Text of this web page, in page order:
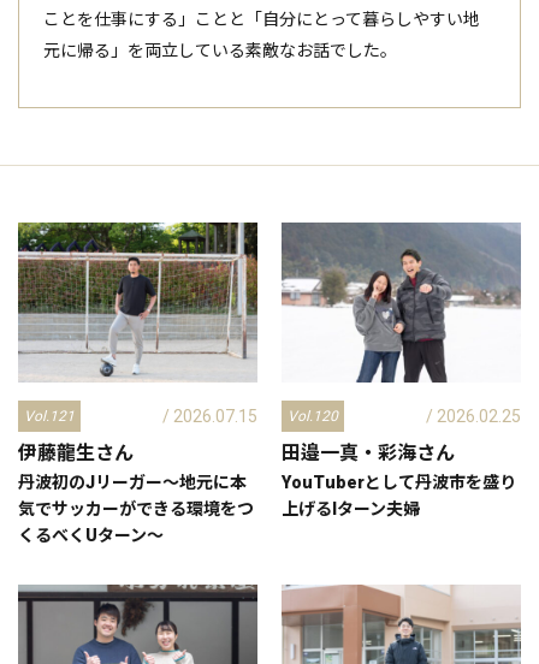
ことを仕事にする」ことと「自分にとって暮らしやすい地
元に帰る」を両立している素敵なお話でした。
Vol.121
伊藤龍生さん
/ 2026.07.15
丹波初のJリーガー～地元に本
気でサッカーができる環境をつ
くるべくUターン～
Vol.120
田邉一真・彩海さん
/ 2026.02.25
YouTuberとして丹波市を盛り
上げるIターン夫婦